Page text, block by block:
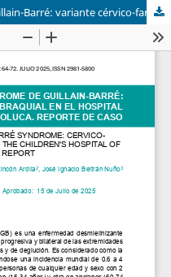
Adolescente con síndrome de Guillain-Barré: variante cérvico-faríngeo-braquial en el Hospital para el Niño de Toluca. Reporte de caso